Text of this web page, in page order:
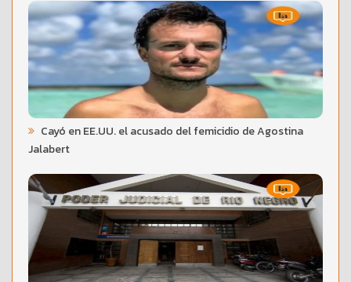
Cayó en EE.UU. el acusado del femicidio de Agostina
Jalabert